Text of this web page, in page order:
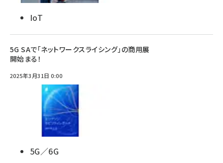
IoT
5G SAで「ネットワークスライシング」の商用展
開始まる！
2025年3月31日 0:00
5G／6G